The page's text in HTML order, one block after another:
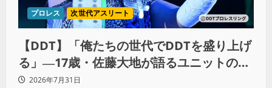
プロレス 次世代アスリート
【DDT】「俺たちの世代でDDTを盛り上げ
る」―17歳・佐藤大地が語るユニットの絆
とシングル王座への飽くなき野望
2026年7月31日